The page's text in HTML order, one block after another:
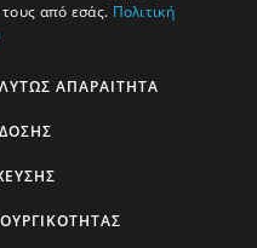
ΤΗΝ ΕΛΛΑΔΑ ΕΩΣ 4
69€
από εσάς. Πολιτική
ΑΠΑΡΑΊΤΗΤΑ